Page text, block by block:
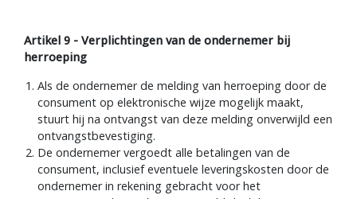
Artikel 9 - Verplichtingen van de ondernemer bij
herroeping
Als de ondernemer de melding van herroeping door de
consument op elektronische wijze mogelijk maakt,
stuurt hij na ontvangst van deze melding onverwijld een
ontvangstbevestiging.
De ondernemer vergoedt alle betalingen van de
consument, inclusief eventuele leveringskosten door de
ondernemer in rekening gebracht voor het